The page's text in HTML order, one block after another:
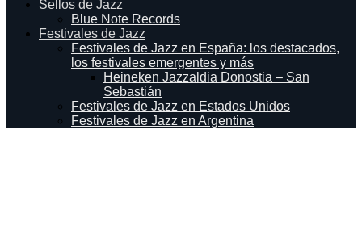
Sellos de Jazz
Blue Note Records
Festivales de Jazz
Festivales de Jazz en España: los destacados,
los festivales emergentes y más
Heineken Jazzaldia Donostia – San
Sebastián
Festivales de Jazz en Estados Unidos
Festivales de Jazz en Argentina